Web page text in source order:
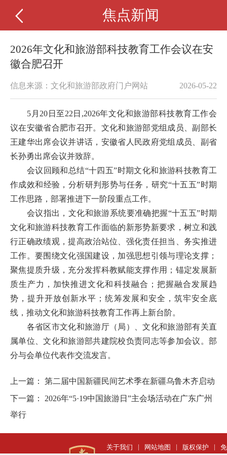
焦点新闻
2026年文化和旅游部科技教育工作会议在安
徽合肥召开
信息来源：文化和旅游部政府门户网站 2026-05-22
5月20日至22日,2026年文化和旅游部科技教育工作会
议在安徽省合肥市召开。文化和旅游部党组成员、副部长
王建华出席会议并讲话，安徽省人民政府党组成员、副省
长孙勇出席会议并致辞。
会议回顾和总结“十四五”时期文化和旅游科技教育工
作成效和经验，分析研判形势与任务，研究“十五五”时期
工作思路，部署推进下一阶段重点工作。
会议指出，文化和旅游系统要准确把握“十五五”时期
文化和旅游科技教育工作面临的新形势新要求，树立和践
行正确政绩观，提高政治站位、强化责任担当、务实推进
工作。要围绕文化强国建设，加强思想引领与理论支撑；
聚焦提质升级，充分发挥科教赋能支撑作用；锚定发展新
质生产力，加快推进文化和科技融合；把握融合发展趋
势，提升开放创新水平；统筹发展和安全，筑牢安全底
线，推动文化和旅游科技教育工作再上新台阶。
各省区市文化和旅游厅（局）、文化和旅游部有关直
属单位、文化和旅游部共建院校负责同志等参加会议。部
分与会单位代表作交流发言。
上一篇： 第二届中国新疆民间艺术季在新疆乌鲁木齐启动
下一篇： 2026年“5·19中国旅游日”主会场活动在广东广州
举行